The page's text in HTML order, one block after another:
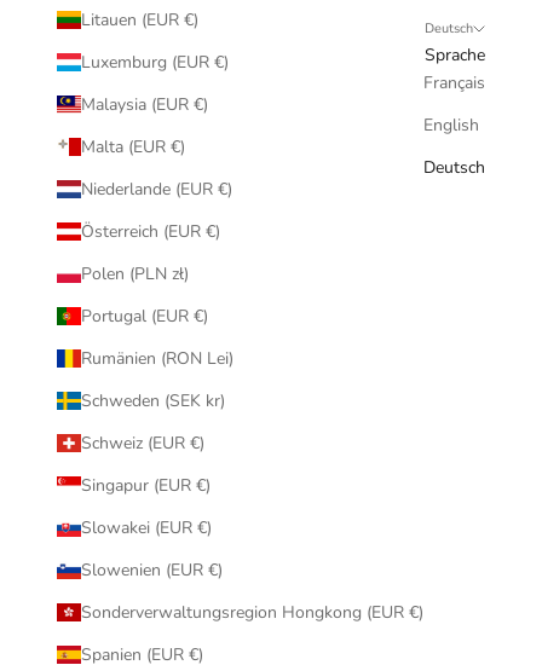
Litauen (EUR €)
Luxemburg (EUR €)
Malaysia (EUR €)
Malta (EUR €)
Niederlande (EUR €)
Österreich (EUR €)
Polen (PLN zł)
Portugal (EUR €)
Rumänien (RON Lei)
Schweden (SEK kr)
Schweiz (EUR €)
Singapur (EUR €)
Slowakei (EUR €)
Slowenien (EUR €)
Sonderverwaltungsregion Hongkong (EUR €)
Spanien (EUR €)
Deutsch
Sprache
Français
English
Deutsch